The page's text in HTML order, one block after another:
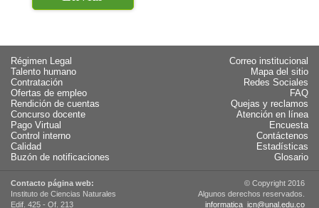
Régimen Legal
Talento humano
Contratación
Ofertas de empleo
Rendición de cuentas
Concurso docente
Pago Virtual
Control interno
Calidad
Buzón de notificaciones
Correo institucional
Mapa del sitio
Redes Sociales
FAQ
Quejas y reclamos
Atención en línea
Encuesta
Contáctenos
Estadísticas
Glosario
Contacto página web:
Instituto de Ciencias Naturales
Edif. 425 - Of. 213
© Copyright 2016
Algunos derechos reservados.
informatica_icn@unal.edu.co